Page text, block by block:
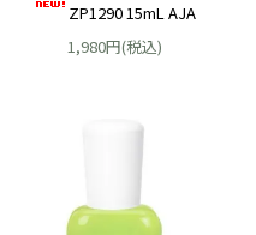
ZP1290 15mL AJA
1,980円(税込)